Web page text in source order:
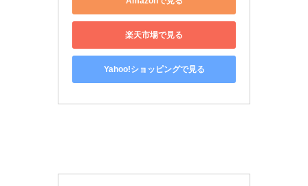
楽天市場で見る
Yahoo!ショッピングで見る